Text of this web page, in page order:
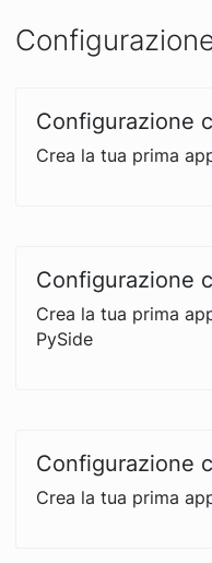
Configurazione
Crea la tua prima
Configurazione
Crea la tua prima
PySide
Configurazione
Crea la tua prima